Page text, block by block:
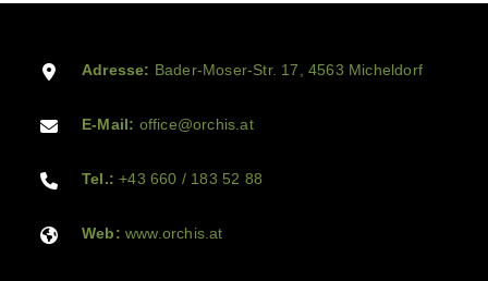
Adresse: Bader-Moser-Str. 17, 4563 Micheldorf
E-Mail: office@orchis.at
Tel.: +43 660 / 183 52 88
Web: www.orchis.at